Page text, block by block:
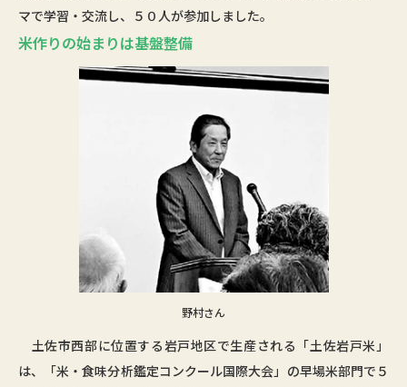
マで学習・交流し、５０人が参加しました。
米作りの始まりは基盤整備
野村さん
土佐市西部に位置する岩戸地区で生産される「土佐岩戸米」
は、「米・食味分析鑑定コンクール国際大会」の早場米部門で５